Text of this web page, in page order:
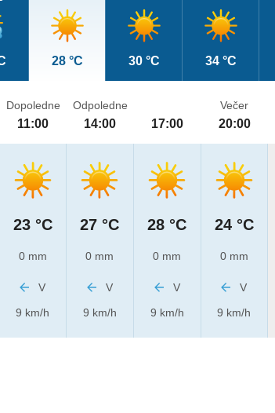
28 °C 30 °C 34 °C
Dopoledne
11:00
23 °C
0 mm
V
9 km/h
Odpoledne
14:00
27 °C
0 mm
V
9 km/h
17:00
28 °C
0 mm
V
9 km/h
Večer
20:00
24 °C
0 mm
V
9 km/h